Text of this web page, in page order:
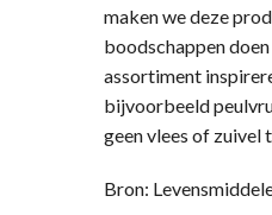
maken we deze
boodschappen
assortiment
bijvoorbeeld
geen vlees of zuivel
Bron: